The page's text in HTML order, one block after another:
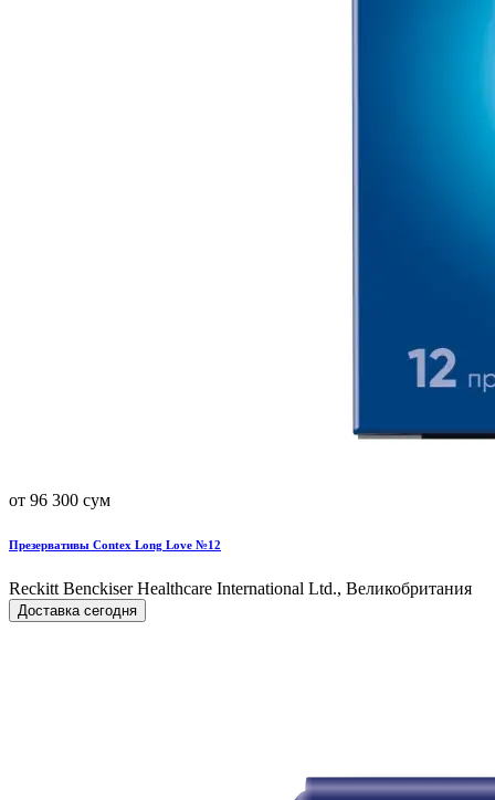
от 96 300 сум
Презервативы Contex Long Love №12
Reckitt Benckiser Healthcare International Ltd., Великобритания
Доставка сегодня